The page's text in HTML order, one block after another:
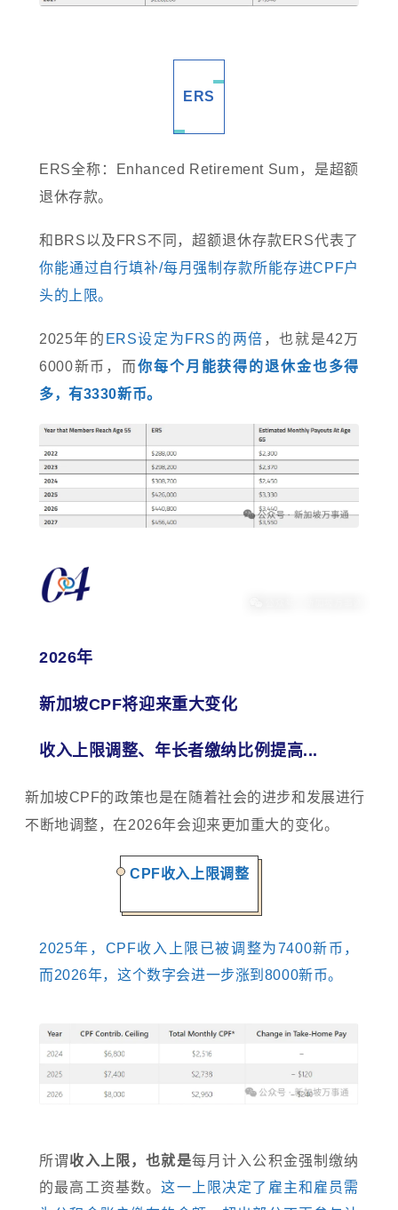
ERS
ERS全称：Enhanced Retirement Sum，是超额
退休存款。
和BRS以及FRS不同，超额退休存款ERS代表了
你能通过自行填补/每月强制存款所能存进CPF户
头的上限。
2025年的 ERS设定为FRS的两倍 ，也就是42万
6000新币，而你每个月能获得的退休金也多得
多，有3330新币。
2026年
新加坡CPF将迎来重大变化
收入上限调整、年长者缴纳比例提高...
新加坡CPF的政策也是在随着社会的进步和发展进行
不断地调整，在2026年会迎来更加重大的变化。
CPF收入上限调整
2025年，CPF收入上限已被调整为7400新币，
而2026年，这个数字会进一步涨到8000新币。
所谓收入上限，也就是每月计入公积金强制缴纳
的最高工资基数。这一上限决定了雇主和雇员需